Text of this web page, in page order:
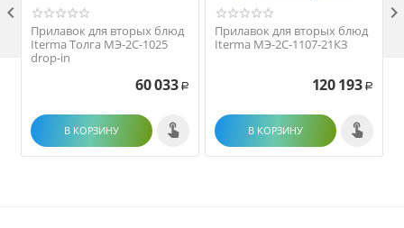
Прилавок для вторых блюд
Iterma Толга МЭ-2С-1025
drop-in
60 033 Р
В КОРЗИНУ
Прилавок для вторых блюд
Iterma МЭ-2С-1107-21КЗ
120 193 Р
В КОРЗИНУ
 